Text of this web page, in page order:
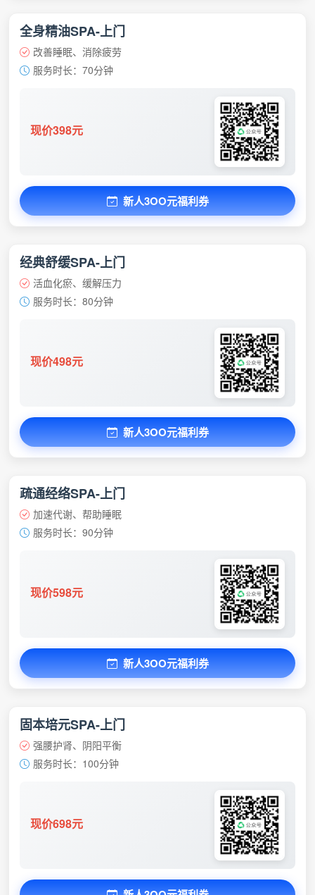
全身精油SPA-上门
改善睡眠、消除疲劳
服务时长：70分钟
现价398元
新人3OO元福利券
经典舒缓SPA-上门
活血化瘀、缓解压力
服务时长：80分钟
现价498元
新人3OO元福利券
疏通经络SPA-上门
加速代谢、帮助睡眠
服务时长：90分钟
现价598元
新人3OO元福利券
固本培元SPA-上门
强腰护肾、阴阳平衡
服务时长：100分钟
现价698元